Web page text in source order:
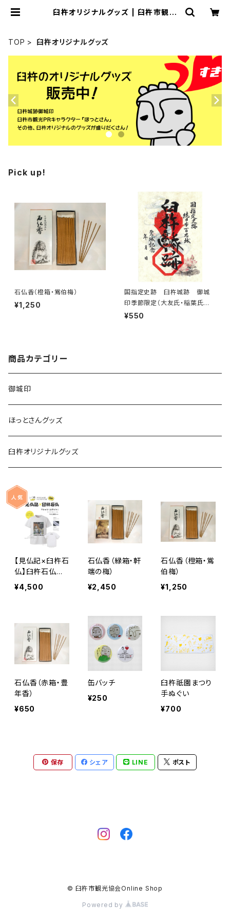
臼杵オリジナルグッズ | 臼杵市観光
TOP 臼杵オリジナルグッズ
Pick up!
石仏香（橙箱・鴬伯梅）
¥1,250
国指定史跡 臼杵城跡 御城
印季節限定（大友氏・稲葉氏家
紋入り）
¥550
商品カテゴリー
御城印
ほっとさんグッズ
臼杵オリジナルグッズ
【見仏記×臼杵石
仏】臼杵石仏描
き下ろしイラスト
レーション「Tシ
¥4,500
石仏香（緑箱・軒
端の梅）
¥2,450
石仏香（橙箱・鴬
伯梅）
¥1,250
石仏香（赤箱・豊
年香）
¥650
缶バッチ
¥250
臼杵祇園まつり
手ぬぐい
¥700
保存 シェア LINE ポスト
© 臼杵市観光協会Online Shop
Powered by